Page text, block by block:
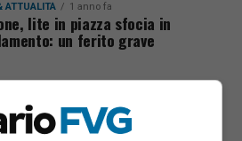
ATTUALITÀ 1 anno fa
lite in piazza sfocia in
un ferito grave
wellness a Monfalcone: un
da sei milioni